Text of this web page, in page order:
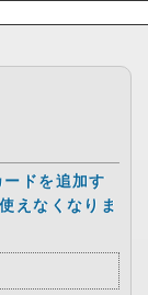
ドを追加す
えなくなりま